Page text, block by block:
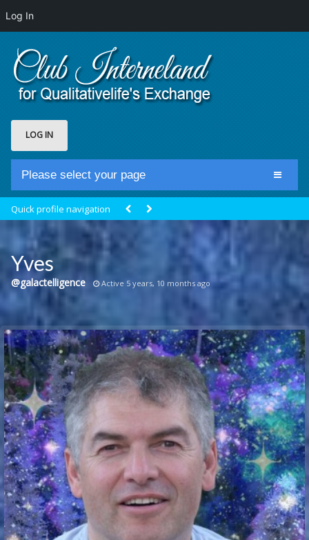
Log In
LOG IN
Please select your page
Club Newsfeed
Members
Groups
Centrale Cosmique
Communication Point
Cristal Temple
Meeting Point
The Yacht Club
Quick profile navigation
Yves
@galactelligence Active 5 years, 10 months ago